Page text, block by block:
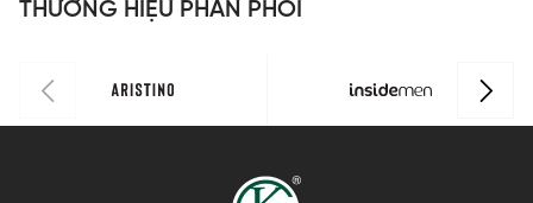
THƯƠNG HIỆU PHÂN PHỐI